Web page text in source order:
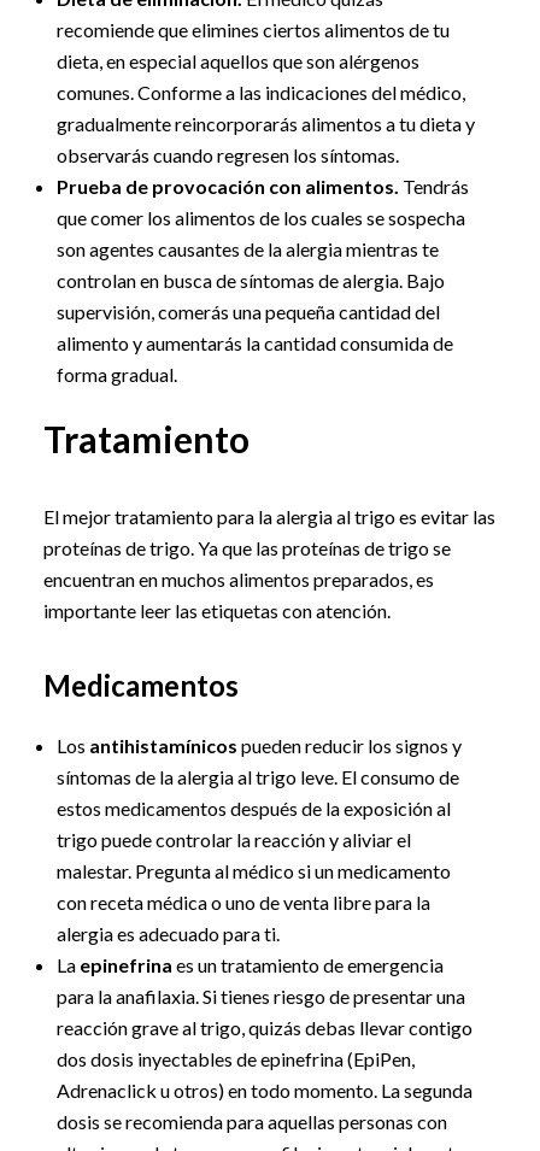
recomiende que elimines ciertos alimentos de tu
dieta, en especial aquellos que son alérgenos
comunes. Conforme a las indicaciones del médico,
gradualmente reincorporarás alimentos a tu dieta y
observarás cuando regresen los síntomas.
Prueba de provocación con alimentos. Tendrás
que comer los alimentos de los cuales se sospecha
son agentes causantes de la alergia mientras te
controlan en busca de síntomas de alergia. Bajo
supervisión, comerás una pequeña cantidad del
alimento y aumentarás la cantidad consumida de
forma gradual.
Tratamiento
El mejor tratamiento para la alergia al trigo es evitar las
proteínas de trigo. Ya que las proteínas de trigo se
encuentran en muchos alimentos preparados, es
importante leer las etiquetas con atención.
Medicamentos
Los antihistamínicos pueden reducir los signos y
síntomas de la alergia al trigo leve. El consumo de
estos medicamentos después de la exposición al
trigo puede controlar la reacción y aliviar el
malestar. Pregunta al médico si un medicamento
con receta médica o uno de venta libre para la
alergia es adecuado para ti.
La epinefrina es un tratamiento de emergencia
para la anafilaxia. Si tienes riesgo de presentar una
reacción grave al trigo, quizás debas llevar contigo
dos dosis inyectables de epinefrina (EpiPen,
Adrenaclick u otros) en todo momento. La segunda
dosis se recomienda para aquellas personas con